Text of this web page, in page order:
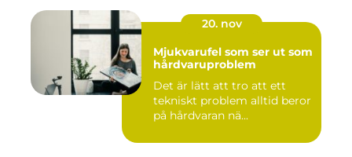
20. nov
Mjukvarufel som ser ut som
hårdvaruproblem
Det är lätt att tro att ett
tekniskt problem alltid beror
på hårdvaran nä...